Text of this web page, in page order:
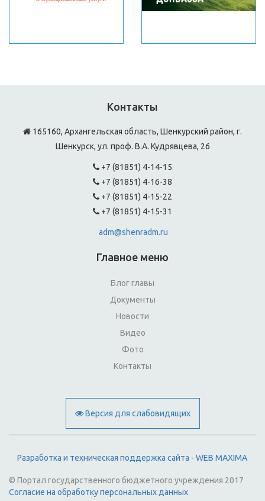
Контакты
165160, Архангельская область, Шенкурский район, г.
Шенкурск, ул. проф. В.А. Кудрявцева, 26
+7 (81851) 4-14-15
+7 (81851) 4-16-38
+7 (81851) 4-15-22
+7 (81851) 4-15-31
adm@shenradm.ru
Главное меню
Блог главы
Документы
Новости
Видео
Фото
Контакты
Версия для слабовидящих
Разработка и техническая поддержка сайта - WEB MAXIMA
© Портал государственного бюджетного учреждения 2017
Согласие на обработку персональных данных